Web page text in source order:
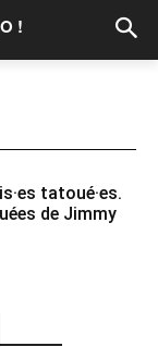
!
tatoué·es.
de Jimmy